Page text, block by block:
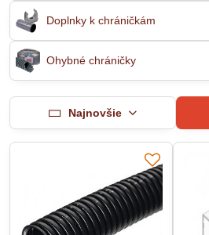
Doplnky k chráničkám
Ohybné chráničky
Najnovšie